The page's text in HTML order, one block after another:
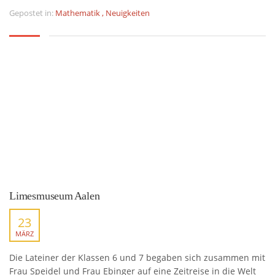
Gepostet in: Mathematik, Neuigkeiten
Limesmuseum Aalen
23
MÄRZ
Die Lateiner der Klassen 6 und 7 begaben sich zusammen mit
Frau Speidel und Frau Ebinger auf eine Zeitreise in die Welt